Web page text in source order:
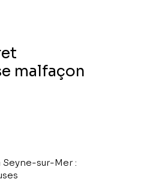
Seyne-sur-Mer :
malfaçon